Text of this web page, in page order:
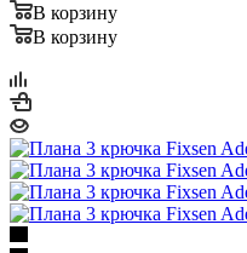
В корзину
В корзину